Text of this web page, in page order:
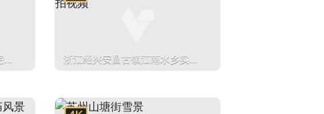
浙江绍兴安昌古镇江南水乡实拍